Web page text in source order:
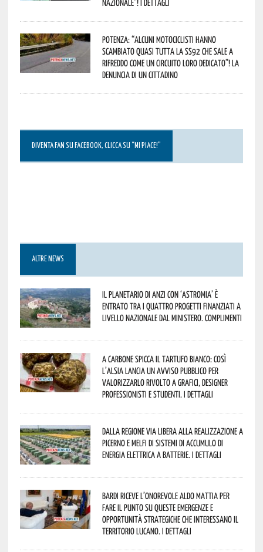
Nazionale”! I dettagli
Potenza: “alcuni motociclisti hanno
scambiato quasi tutta la SS92 che sale a
Rifreddo come un circuito loro dedicato”! La
denuncia di un cittadino
DIVENTA FAN SU FACEBOOK, CLICCA SU “MI PIACE!”
ALTRE NEWS
Il Planetario di Anzi con ‘Astromia’ è
entrato tra i quattro progetti finanziati a
livello nazionale dal Ministero. Complimenti
A Carbone spicca il tartufo bianco: così
l’Alsia lancia un avviso pubblico per
valorizzarlo rivolto a grafici, designer
professionisti e studenti. I dettagli
Dalla Regione via libera alla realizzazione a
Picerno e Melfi di sistemi di accumulo di
energia elettrica a batterie. I dettagli
Bardi riceve l’onorevole Aldo Mattia per
fare il punto su queste emergenze e
opportunità strategiche che interessano il
territorio lucano. I dettagli